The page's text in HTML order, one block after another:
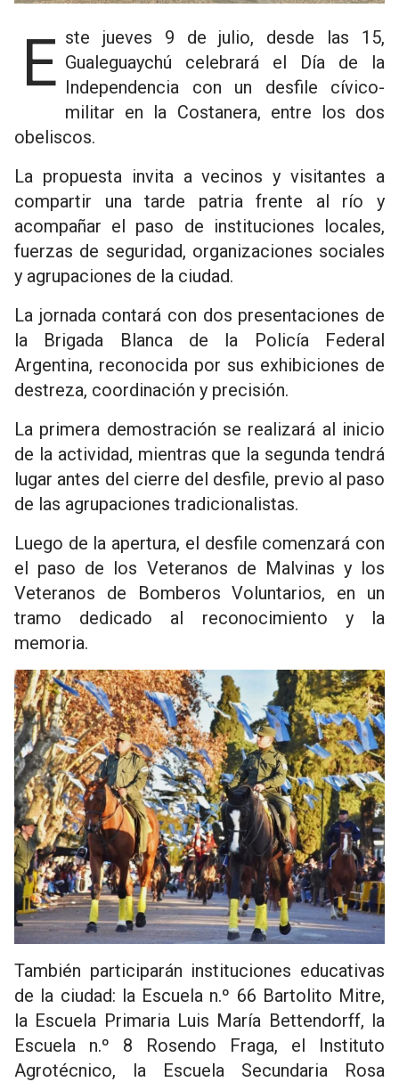
Este jueves 9 de julio, desde las 15, Gualeguaychú celebrará el Día de la
Independencia con un desfile cívico-
militar en la Costanera, entre los dos
obeliscos.
La propuesta invita a vecinos y visitantes a
compartir una tarde patria frente al río y
acompañar el paso de instituciones locales,
fuerzas de seguridad, organizaciones sociales
y agrupaciones de la ciudad.
La jornada contará con dos presentaciones de
la Brigada Blanca de la Policía Federal
Argentina, reconocida por sus exhibiciones de
destreza, coordinación y precisión.
La primera demostración se realizará al inicio
de la actividad, mientras que la segunda tendrá
lugar antes del cierre del desfile, previo al paso
de las agrupaciones tradicionalistas.
Luego de la apertura, el desfile comenzará con
el paso de los Veteranos de Malvinas y los
Veteranos de Bomberos Voluntarios, en un
tramo dedicado al reconocimiento y la
memoria.
También participarán instituciones educativas
de la ciudad: la Escuela n.º 66 Bartolito Mitre,
la Escuela Primaria Luis María Bettendorff, la
Escuela n.º 8 Rosendo Fraga, el Instituto
Agrotécnico, la Escuela Secundaria Rosa